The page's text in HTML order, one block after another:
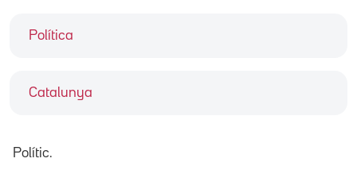
Política
Catalunya
Polític.